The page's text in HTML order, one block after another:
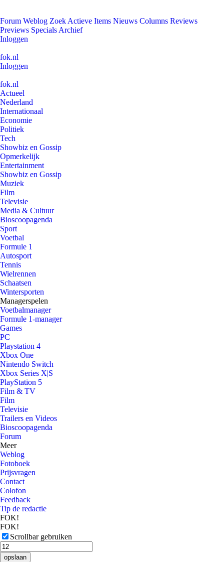
Forum Weblog Zoek Actieve Items Nieuws Columns Reviews
Previews Specials Archief
Inloggen
fok.nl
Inloggen
fok.nl
Actueel
Nederland
Internationaal
Economie
Politiek
Tech
Showbiz en Gossip
Opmerkelijk
Entertainment
Showbiz en Gossip
Muziek
Film
Televisie
Media & Cultuur
Bioscoopagenda
Sport
Voetbal
Formule 1
Autosport
Tennis
Wielrennen
Schaatsen
Wintersporten
Managerspelen
Voetbalmanager
Formule 1-manager
Games
PC
Playstation 4
Xbox One
Nintendo Switch
Xbox Series X|S
PlayStation 5
Film & TV
Film
Televisie
Trailers en Videos
Bioscoopagenda
Forum
Meer
Weblog
Fotoboek
Prijsvragen
Contact
Colofon
Feedback
Tip de redactie
FOK!
FOK!
Scrollbar gebruiken
opslaan